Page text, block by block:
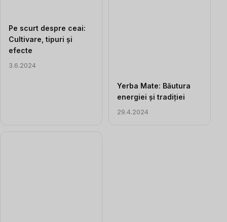
Pe scurt despre ceai:
Cultivare, tipuri și
efecte
3.6.2024
Yerba Mate: Băutura
energiei și tradiției
29.4.2024